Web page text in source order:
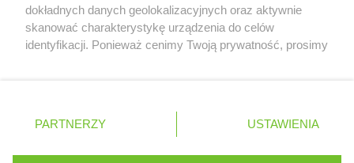
Kopiowanie treści bez
zgody autorów zabronione.
powiązana w żaden sposób z grupą przedsiębiorstw Formula
cookies. Są to pliki instalowane w urządzeniach
końcowych osób korzystających z serwisu, w celu
administrowania serwisem, poprawy jakości
Dowiedz się więcej o naszej polityce
dokładnych danych geolokalizacyjnych oraz aktywnie
skanować charakterystykę urządzenia do celów
identyfikacji. Ponieważ cenimy Twoją prywatność, prosimy
prywatności znajdujący się w lewym dolnym rogu strony
. Niektóre rodzaje przetwarzania danych nie wymagają
PARTNERZY USTAWIENIA